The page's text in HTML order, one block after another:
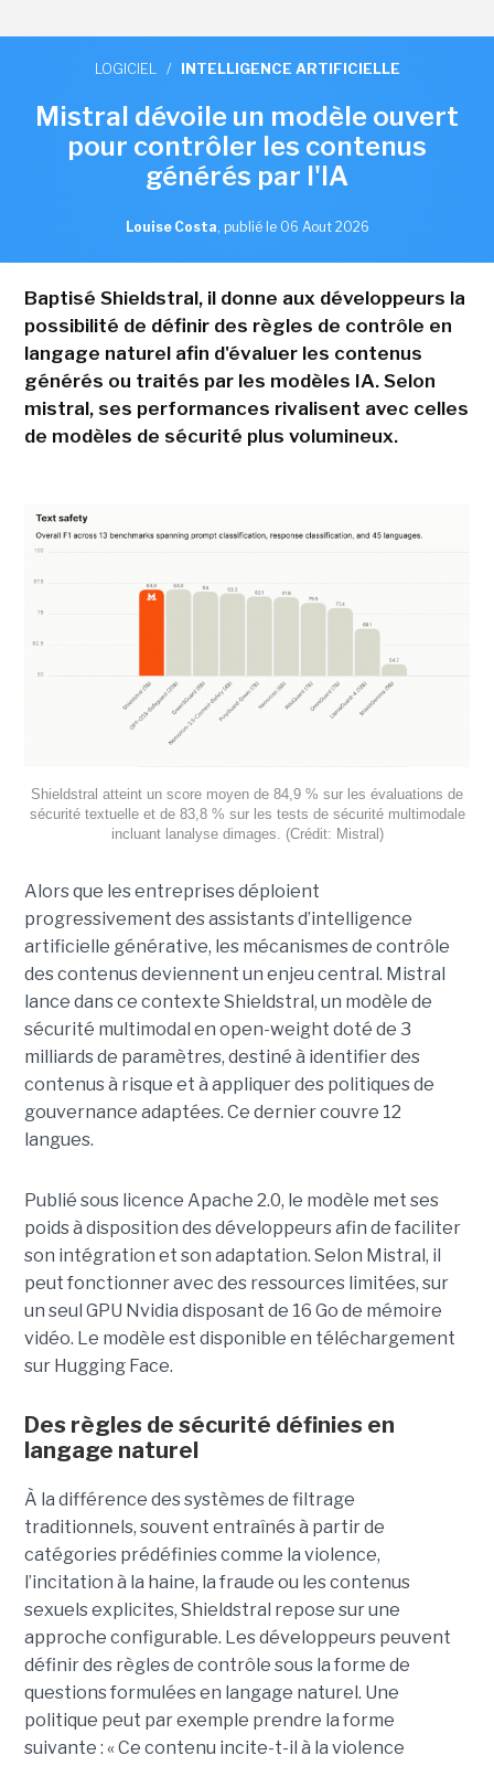
LOGICIEL / INTELLIGENCE ARTIFICIELLE
Mistral dévoile un modèle ouvert
pour contrôler les contenus
générés par l'IA
Louise Costa, publié le 06 Aout 2026
Baptisé Shieldstral, il donne aux développeurs la
possibilité de définir des règles de contrôle en
langage naturel afin d'évaluer les contenus
générés ou traités par les modèles IA. Selon
mistral, ses performances rivalisent avec celles
de modèles de sécurité plus volumineux.
Shieldstral atteint un score moyen de 84,9 % sur les évaluations de
sécurité textuelle et de 83,8 % sur les tests de sécurité multimodale
incluant lanalyse dimages. (Crédit: Mistral)
Alors que les entreprises déploient
progressivement des assistants d’intelligence
artificielle générative, les mécanismes de contrôle
des contenus deviennent un enjeu central. Mistral
lance dans ce contexte Shieldstral, un modèle de
sécurité multimodal en open-weight doté de 3
milliards de paramètres, destiné à identifier des
contenus à risque et à appliquer des politiques de
gouvernance adaptées. Ce derniercouvre 12
langues.
Publié sous licence Apache 2.0, le modèle met ses
poids à disposition des développeurs afin de faciliter
son intégration et son adaptation. Selon Mistral, il
peut fonctionner avec des ressources limitées, sur
un seul GPU Nvidia disposant de 16 Go de mémoire
vidéo. Le modèle est disponible en téléchargement
sur Hugging Face.
Des règles de sécurité définies en
langage naturel
À la différence des systèmes de filtrage
traditionnels, souvent entraînés à partir de
catégories prédéfinies comme la violence,
l’incitation à la haine, la fraude ou les contenus
sexuels explicites, Shieldstral repose sur une
approche configurable. Les développeurs peuvent
définir des règles de contrôle sous la forme de
questions formulées en langage naturel. Une
politique peut par exemple prendre la forme
suivante : « Ce contenu incite-t-il à la violence